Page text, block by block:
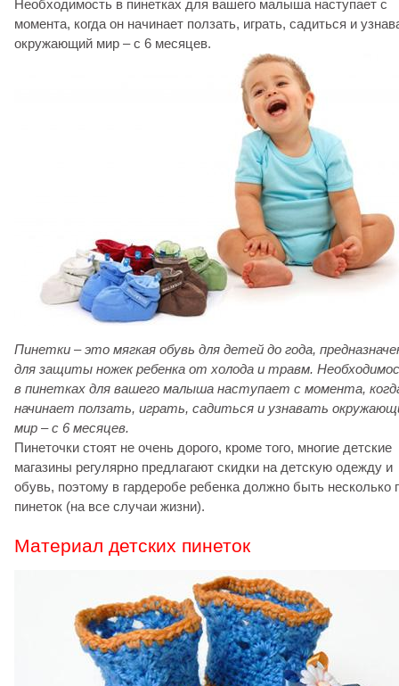
Необходимость в пинетках для вашего малыша наступает с
момента, когда он начинает ползать, играть, садиться и
окружающий мир – с 6 месяцев.
Пинетки – это мягкая обувь для детей до года,
для защиты ножек ребенка от холода и травм.
в пинетках для вашего малыша наступает с момента,
начинает ползать, играть, садиться и узнавать
мир – с 6 месяцев.
Пинеточки стоят не очень дорого, кроме того, многие детские
магазины регулярно предлагают скидки на детскую одежду и
обувь, поэтому в гардеробе ребенка должно быть несколько
пинеток (на все случаи жизни).
Материал детских пинеток